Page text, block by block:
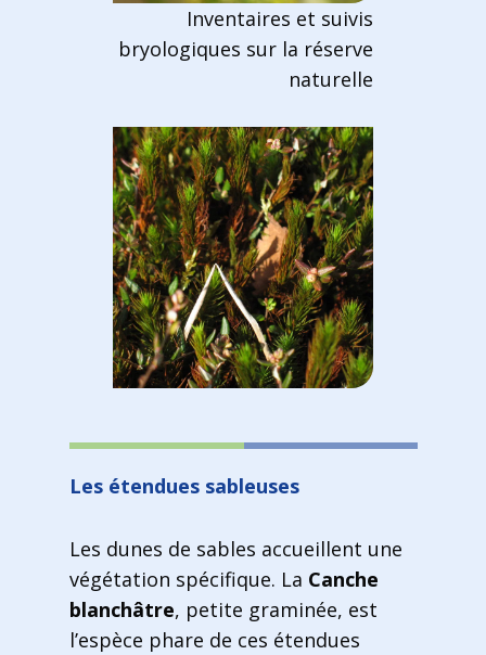
Inventaires et suivis
bryologiques sur la réserve
naturelle
Les étendues sableuses
Les dunes de sables accueillent une
végétation spécifique. La Canche
blanchâtre, petite graminée, est
l’espèce phare de ces étendues